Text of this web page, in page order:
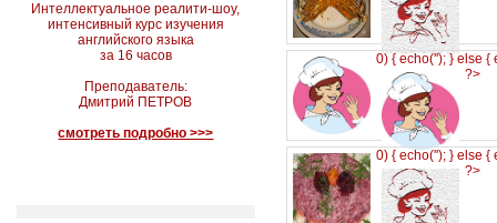
Интеллектуальное реалити-шоу,
интенсивный курс изучения
английского языка
за 16 часов
Преподаватель:
Дмитрий ПЕТРОВ
смотреть подробно >>>
0) { echo(''); } else {
?>
0) { echo(''); } else {
?>